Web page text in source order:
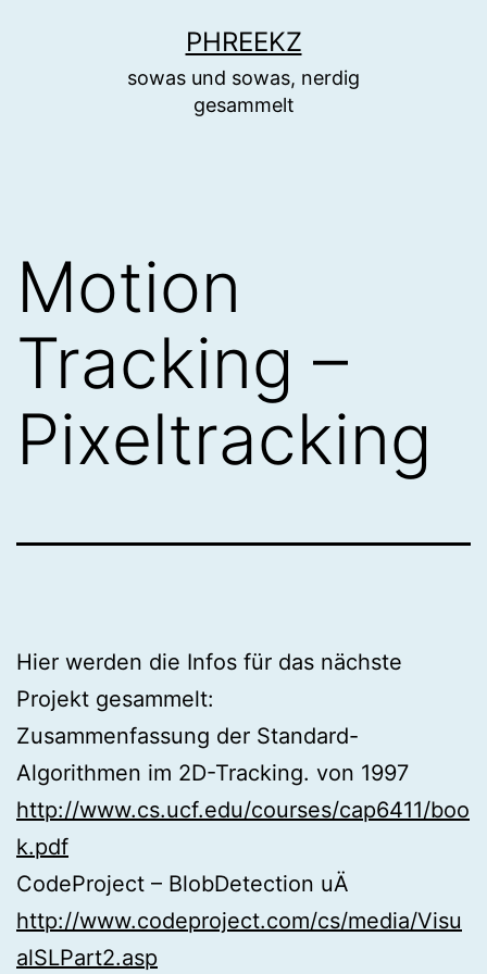
PHREEKZ
sowas und sowas, nerdig
gesammelt
Motion
Tracking –
Pixeltracking
Hier werden die Infos für das nächste
Projekt gesammelt:
Zusammenfassung der Standard-
Algorithmen im 2D-Tracking. von 1997
http://www.cs.ucf.edu/courses/cap6411/boo
k.pdf
CodeProject – BlobDetection uÄ
http://www.codeproject.com/cs/media/Visu
alSLPart2.asp